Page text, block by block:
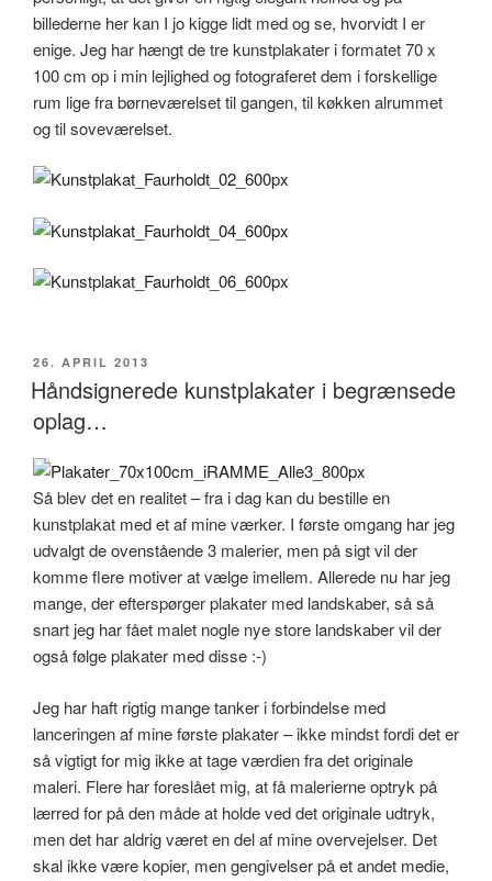
billederne her kan I jo kigge lidt med og se, hvorvidt I er
enige. Jeg har hængt de tre kunstplakater i formatet 70 x
100 cm op i min lejlighed og fotograferet dem i forskellige
rum lige fra børneværelset til gangen, til køkken alrummet
og til soveværelset.
UDGIVET
DEN
26. APRIL 2013
Håndsignerede kunstplakater i begrænsede
oplag…
Så blev det en realitet – fra i dag kan du bestille en
kunstplakat med et af mine værker. I første omgang har jeg
udvalgt de ovenstående 3 malerier, men på sigt vil der
komme flere motiver at vælge imellem. Allerede nu har jeg
mange, der efterspørger plakater med landskaber, så så
snart jeg har fået malet nogle nye store landskaber vil der
også følge plakater med disse :-)
Jeg har haft rigtig mange tanker i forbindelse med
lanceringen af mine første plakater – ikke mindst fordi det er
så vigtigt for mig ikke at tage værdien fra det originale
maleri. Flere har foreslået mig, at få malerierne optryk på
lærred for på den måde at holde ved det originale udtryk,
men det har aldrig været en del af mine overvejelser. Det
skal ikke være kopier, men gengivelser på et andet medie,